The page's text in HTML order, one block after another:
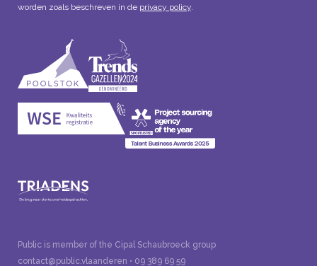
worden zoals beschreven in de privacy policy
Public is member of the Cipal Schaubroeck group
contact@public.vlaanderen • 09 389 69 59